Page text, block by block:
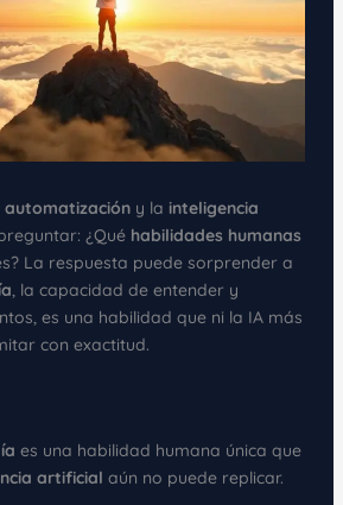
automatizacióny la inteligencia
¿Qué habilidades humanas
La respuesta puede sorprender a
, la capacidad de entender y
es una habilidad que ni la IA más
con exactitud.
es una habilidad humana única que
artificial aún no puede replicar.